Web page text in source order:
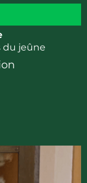
du jeûne